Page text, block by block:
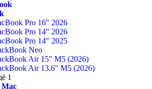
Pro 16" 2026
Pro 14" 2026
Pro 14" 2025
Neo
Air 15" M5 (2026)
Air 13.6" M5 (2026)
1